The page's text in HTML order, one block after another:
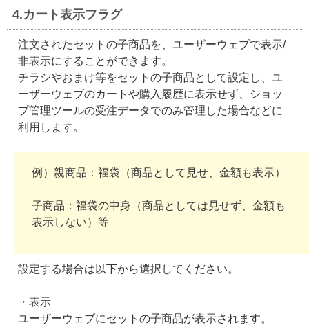
4.カート表示フラグ
注文されたセットの子商品を、ユーザーウェブで表示/
非表示にすることができます。
チラシやおまけ等をセットの子商品として設定し、ユ
ーザーウェブのカートや購入履歴に表示せず、ショッ
プ管理ツールの受注データでのみ管理した場合などに
利用します。
例）親商品：福袋（商品として見せ、金額も表示）
子商品：福袋の中身（商品としては見せず、金額も
表示しない）等
設定する場合は以下から選択してください。
・表示
ユーザーウェブにセットの子商品が表示されます。